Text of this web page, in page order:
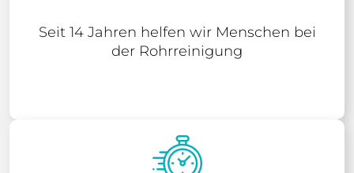
Seit 14 Jahren helfen wir Menschen bei
der Rohrreinigung